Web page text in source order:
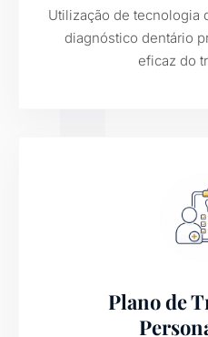
Utilização de tecnologia
diagnóstico dentário
eficaz do
Plano de